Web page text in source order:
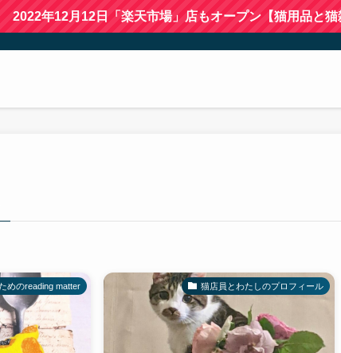
2022年12月12日「楽天市場」店もオープン【猫用品と猫
めのreading matter 猫店員とわたしのプロフィール